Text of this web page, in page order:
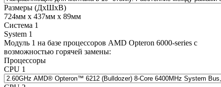
Размеры (ДхШхВ)
724мм х 437мм х 89мм
Система 1
System 1
Модуль 1 на базе процессоров AMD Opteron 6000-series с
возможностью горячей замены:
Процессоры
CPU 1